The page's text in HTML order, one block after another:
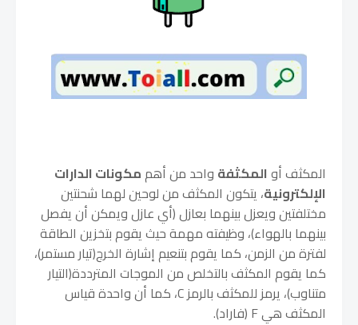
المكثف أو المكثفة واحد من أهم مكونات الدارات
الإلكترونية، يتكون المكثف من لوحين لهما شحنتين
مختلفتين ويعزل بينهما بعازل (أي عازل ويمكن أن يفصل
بينهما بالهواء)، وظيفته مهمة حيث يقوم بتخزين الطاقة
لفترة من الزمن، كما يقوم بتنعيم إشارة الخرج(تيار مستمر)،
كما يقوم المكثف بالتخلص من الموجات المترددة(التيار
متناوب)، يرمز للمكثف بالرمز C، كما أن واحدة قياس
المكثف هي F (فاراد).